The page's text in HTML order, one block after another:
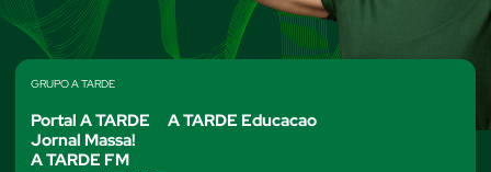
GRUPO A TARDE
Portal A TARDE
Jornal Massa!
A TARDE FM
A TARDE Educacao